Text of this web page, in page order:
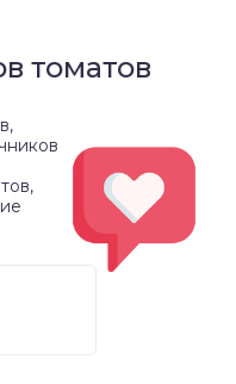
томатов